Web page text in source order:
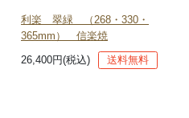
利楽 翠緑 （268・330・
365mm） 信楽焼
26,400円(税込)
送料無料